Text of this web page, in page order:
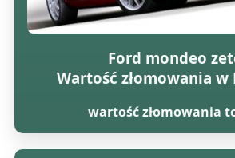
Ford mondeo
Wartość złomowania w
wartość złomowania